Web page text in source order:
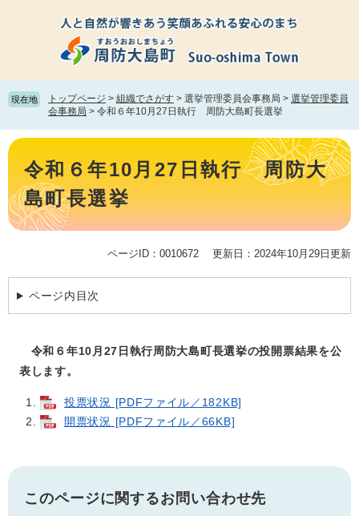
頭
で
飛
ば
て
現在地 トップページ > 組織でさがす > 選挙管理委員会事務局 > 選挙管理委員
会事務局 > 令和６年10月27日執行 周防大島町長選挙
本
令和６年10月27日執行 周防大
島町長選挙
ページID：0010672 更新日：2024年10月29日更新
ページ内目次
令和６年10月27日執行周防大島町長選挙の投開票結果を公
表します。
投票状況 [PDFファイル／182KB]
開票状況 [PDFファイル／66KB]
このページに関するお問い合わせ先